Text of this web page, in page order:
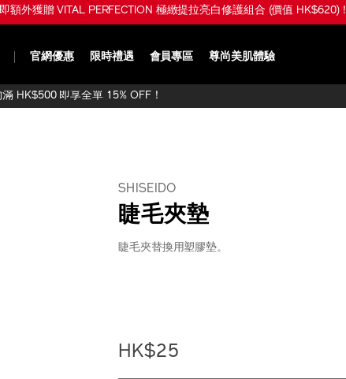
外獲贈 VITAL PERFECTION 極緻提拉亮白修護組合 (價值 HK$620)！
官網優惠 限時禮遇 會員專區 尊尚美肌體驗
HK$500 即享全單 15% OFF！
SHISEIDO
睫毛夾墊
睫毛夾替換用塑膠墊。
HK$25